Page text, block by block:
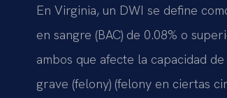
En Virginia, un DWI se define
en sangre (BAC) de 0.08% o
ambos que afecte la capacidad
grave (felony) (felony en ciertas